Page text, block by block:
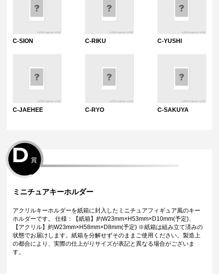
C-SION C-RIKU C-YUSHI
C-JAEHEE C-RYO C-SAKUYA
D 賞
ミニチュアキーホルダー
アクリルキーホルダーを紙箱に封入したミニチュアフィギュア風のキー
ホルダーです。 仕様：【紙箱】約W23mm×H53mm×D10mm(予定)、
【アクリル】約W23mm×H58mm×D8mm(予定) ※紙箱は組み立て済みの
状態でお届けします。紙箱を分解せずそのままご使用ください。製造上
の都合により、実際の仕上がりサイズが表記と異なる場合がございま
す。